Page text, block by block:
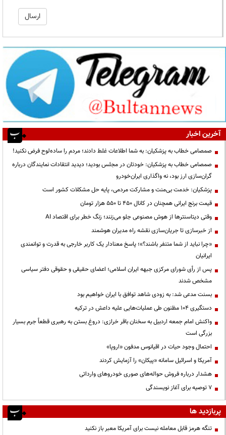
آخرین اخبار
صمصامی خطاب به پزشکیان: به شما اطلاعات غلط دادند؛ مردم را ساده‌لوح فرض نکنید!
صمصامی خطاب به پزشکیان: خودتان در مجلس بودید؛ دیدید انتقادات نمایندگان درباره
گران‌سازی ارز بود، نه واگذاری ایران‌خودرو
پزشکیان: خدمت بی‌منت و مشارکت مردمی، پایه حل مشکلات کشور است
قیمت‌ برنج ایرانی همچنان در کانال ۴۵۰ تا ۵۵۰ هزار تومان
وقتی دیتاسنترها از هوش مصنوعی جلو می‌زنند؛ زنگ خطر برای اقتصاد AI
از خبرسازی تا جریان‌سازی نقشه راه مدیران هوشمند
«چرا نباید از شما متنفر باشند؟»؛ پاسخ معنادار یک کاربر خارجی به قدرت و توانمندی
ایرانیان
پس از رأی شورای مرکزی جبهه ایران اسلامی؛ اعضای حقیقی و حقوقی دفتر سیاسی
مشخص شدند
بسنت مدعی شد: به زودی شاهد توافق با ایران خواهیم بود
دستگیری ۱۰۴ مظنون طی عملیات‌هایی علیه داعش در ترکیه
واکنش امام جمعه اردبیل به سخنان باقر خرازی: دروغ بستن به رهبری قطعاً جرم بسیار
بزرگی است
احتمال وجود حیات در اقیانوس مدفون «اروپا»
آمریکا و اسرائیل سامانه «پیکان» را آزمایش کردند
هشدار درباره فروش حواله‌های صوری خودروهای وارداتی
۷ توصیه برای آغاز نویسندگی
پربازدید ها
تنگه هرمز قابل معامله نیست برای آمریکا معبر باز نکنید